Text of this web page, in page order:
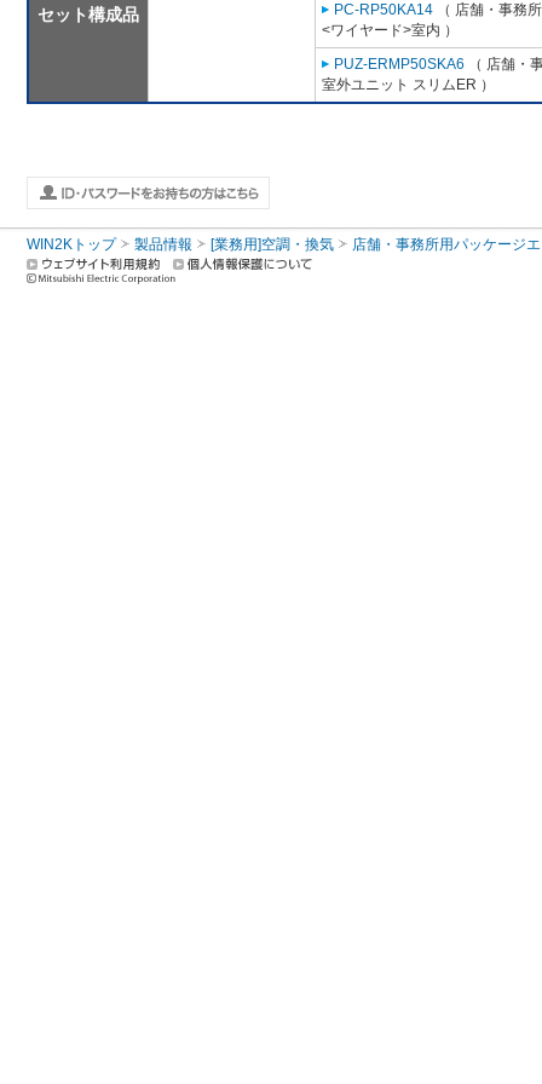
セット構成品
PC-RP50KA14 （ 店舗・事務
<ワイヤード>室内 ）
PUZ-ERMP50SKA6 （ 店舗・
室外ユニット スリムER ）
WIN2Kトップ 製品情報 [業務用]空調・換気 店舗・事務所用パッケージ